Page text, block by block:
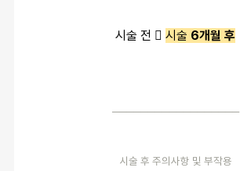
시술 전 시술 6개월 후
──────────────────
시술 후 주의사항 및 부작용